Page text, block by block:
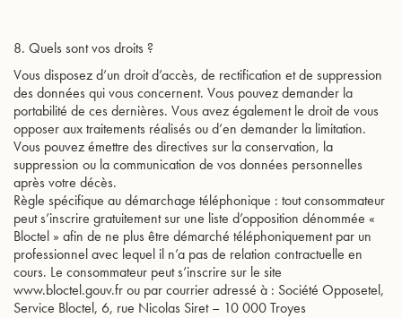
8. Quels sont vos droits ?
Vous disposez d’un droit d’accès, de rectification et de suppression
des données qui vous concernent. Vous pouvez demander la
portabilité de ces dernières. Vous avez également le droit de vous
opposer aux traitements réalisés ou d’en demander la limitation.
Vous pouvez émettre des directives sur la conservation, la
suppression ou la communication de vos données personnelles
après votre décès.
Règle spécifique au démarchage téléphonique : tout consommateur
peut s’inscrire gratuitement sur une liste d’opposition dénommée «
Bloctel » afin de ne plus être démarché téléphoniquement par un
professionnel avec lequel il n’a pas de relation contractuelle en
cours. Le consommateur peut s’inscrire sur le site
www.bloctel.gouv.fr ou par courrier adressé à : Société Opposetel,
Service Bloctel, 6, rue Nicolas Siret – 10 000 Troyes